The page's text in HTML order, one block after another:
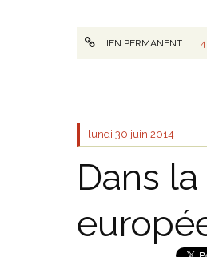
LIEN PERMANENT 4
lundi 30 juin 2014
Dans